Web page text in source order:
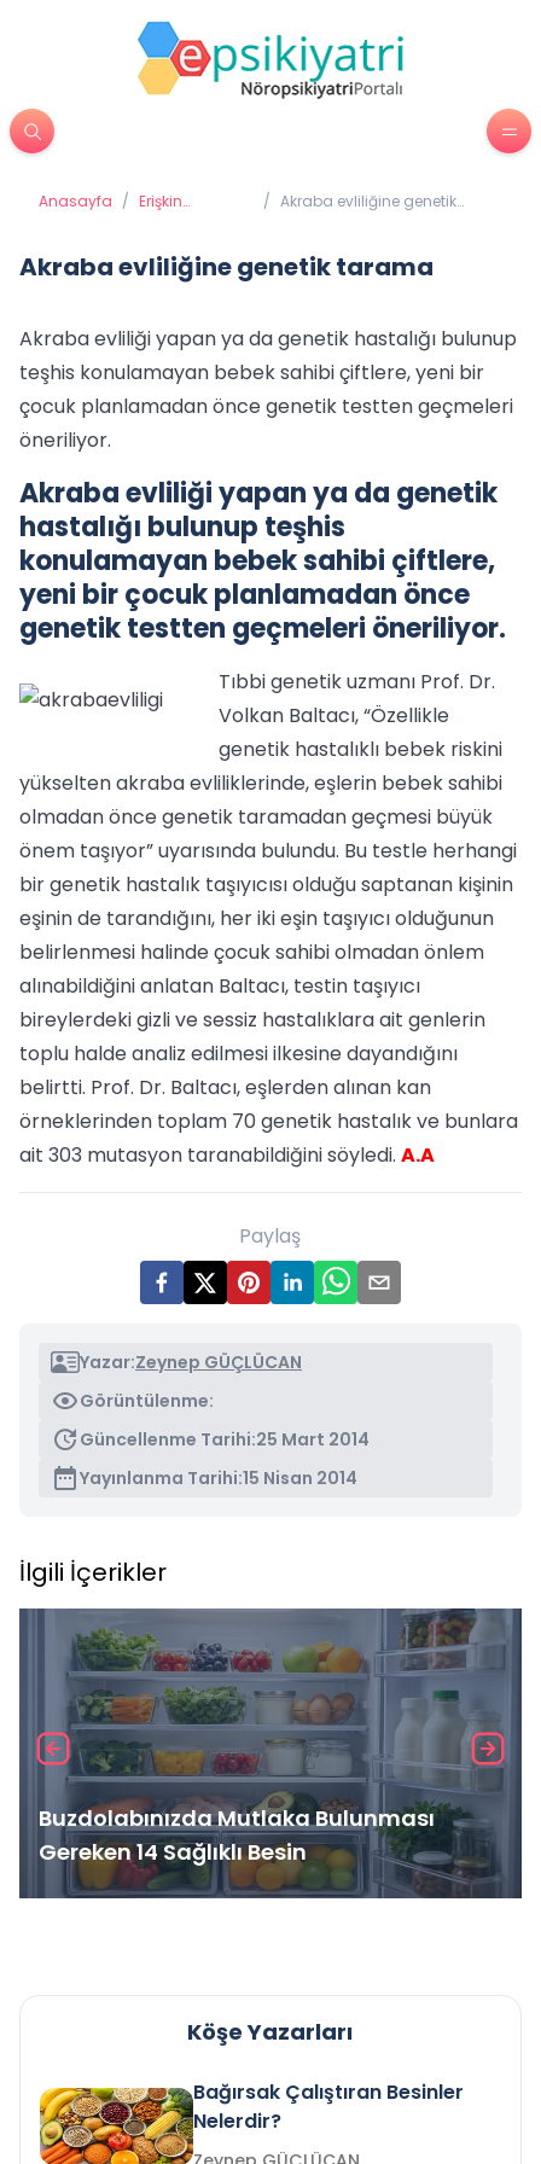
Anasayfa / Erişkin
/ Akraba evliliğine genetik
Akraba evliliğine genetik tarama
Akraba evliliği yapan ya da genetik hastalığı bulunup
teşhis konulamayan bebek sahibi çiftlere, yeni bir
çocuk planlamadan önce genetik testten geçmeleri
öneriliyor.
Akraba evliliği yapan ya da genetik
hastalığı bulunup teşhis
konulamayan bebek sahibi çiftlere,
yeni bir çocuk planlamadan önce
genetik testten geçmeleri öneriliyor.
Tıbbi genetik uzmanı Prof. Dr.
Volkan Baltacı, “Özellikle
genetik hastalıklı bebek riskini
yükselten akraba evliliklerinde, eşlerin bebek sahibi
olmadan önce genetik taramadan geçmesi büyük
önem taşıyor” uyarısında bulundu. Bu testle herhangi
bir genetik hastalık taşıyıcısı olduğu saptanan kişinin
eşinin de tarandığını, her iki eşin taşıyıcı olduğunun
belirlenmesi halinde çocuk sahibi olmadan önlem
alınabildiğini anlatan Baltacı, testin taşıyıcı
bireylerdeki gizli ve sessiz hastalıklara ait genlerin
toplu halde analiz edilmesi ilkesine dayandığını
belirtti. Prof. Dr. Baltacı, eşlerden alınan kan
örneklerinden toplam 70 genetik hastalık ve bunlara
ait 303 mutasyon taranabildiğini söyledi. A.A
Paylaş
Yazar:Zeynep GÜÇLÜCAN
Görüntülenme:
Güncellenme Tarihi:25 Mart 2014
Yayınlanma Tarihi:15 Nisan 2014
İlgili İçerikler
Buzdolabınızda Mutlaka Bulunması
Gereken 14 Sağlıklı Besin
Köşe Yazarları
Bağırsak Çalıştıran Besinler
Nelerdir?